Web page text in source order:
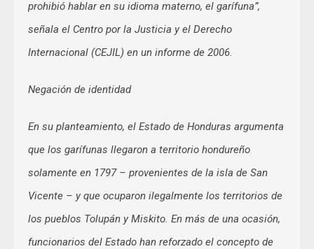
prohibió hablar en su idioma materno, el garífuna”,
señala el Centro por la Justicia y el Derecho
Internacional (CEJIL) en un informe de 2006.
Negación de identidad
En su planteamiento, el Estado de Honduras argumenta
que los garífunas llegaron a territorio hondureño
solamente en 1797 – provenientes de la isla de San
Vicente – y que ocuparon ilegalmente los territorios de
los pueblos Tolupán y Miskito. En más de una ocasión,
funcionarios del Estado han reforzado el concepto de